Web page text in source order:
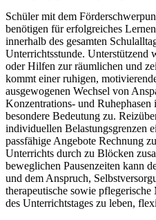
Schüler mit dem
benötigen für erfolgreiches
innerhalb des gesamten
Unterrichtsstunde. Unterstützend
oder Hilfen zur räumlichen und
kommt einer ruhigen,
ausgewogenen Wechsel von
Konzentrations- und Ruhephasen
besondere Bedeutung zu.
individuellen Belastungsgrenzen
passfähige Angebote Rechnung
Unterrichts durch zu Blöcken
beweglichen Pausenzeiten kann
und dem Anspruch,
therapeutische sowie
des Unterrichtstages zu leben,